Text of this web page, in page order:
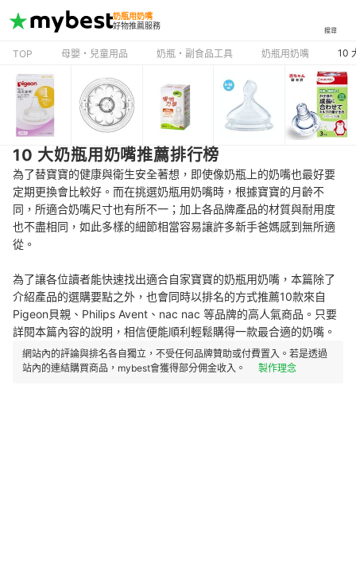
奶瓶用奶嘴
好物推薦服務
搜尋
TOP 母嬰・兒童用品 奶瓶・副食品工具 奶瓶用奶嘴 10
10 大奶瓶用奶嘴推薦排行榜
為了替寶寶的健康與衛生安全著想，即使像奶瓶上的奶嘴也最好要
定期更換會比較好。而在挑選奶瓶用奶嘴時，根據寶寶的月齡不
同，所適合奶嘴尺寸也有所不一；加上各品牌產品的材質與耐用度
也不盡相同，如此多樣的細節相當容易讓許多新手爸媽感到無所適
從。
為了讓各位讀者能快速找出適合自家寶寶的奶瓶用奶嘴，本篇除了
介紹產品的選購要點之外，也會同時以排名的方式推薦10款來自
Pigeon貝親、Philips Avent、nac nac 等品牌的高人氣商品。只要
詳閱本篇內容的說明，相信便能順利輕鬆購得一款最合適的奶嘴。
網站內的評論與排名各自獨立，不受任何品牌贊助或付費置入。若是透過
站內的連結購買商品，mybest會獲得部分佣金收入。
製作理念